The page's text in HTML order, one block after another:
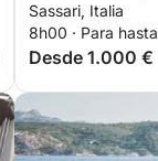
Sassari, Italia
8h00 · Para
Desde 1.000 €